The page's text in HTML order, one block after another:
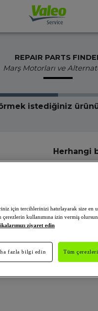
REPAIR PARTS
Marş Motorları ve
istediğiniz
Herhangi
Aktif
için tercihlerinizi hatırlayarak size
kullanımına izin vermiş
ziyaret edin
Tüm
fazla bilgi edin